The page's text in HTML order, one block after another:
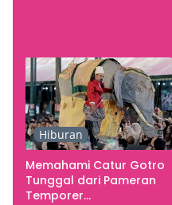
Hiburan
Memahami Catur Gotro
Tunggal dari Pameran
Temporer